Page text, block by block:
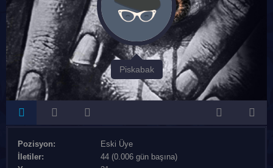
Piskabak
Pozisyon:
Eski Üye
İletiler:
44 (0.006 gün başına)